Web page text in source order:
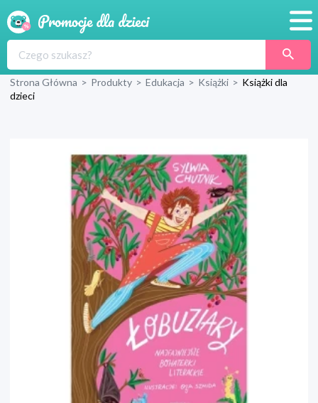
Produkty
Blog
Wyprawka
Strona Główna > Produkty > Edukacja > Książki > Książki dla
dzieci